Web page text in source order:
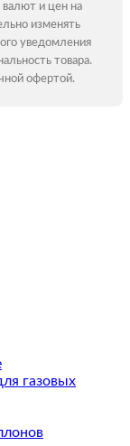
валют и цен на
изменять
уведомления
товара.
офертой.
газовых